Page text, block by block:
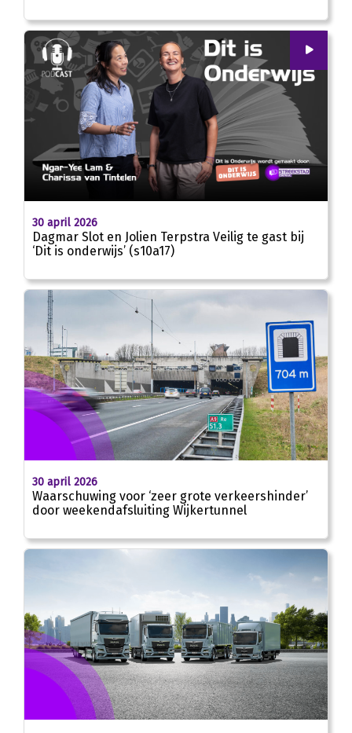
21:41
30 april 2026
Dagmar Slot en Jolien Terpstra Veilig te gast bij
‘Dit is onderwijs’ (s10a17)
30 april 2026
Waarschuwing voor ‘zeer grote verkeershinder’
door weekendafsluiting Wijkertunnel